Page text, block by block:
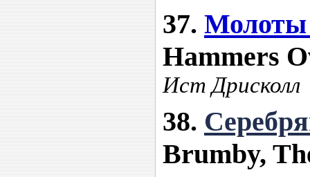
37. Молоты
Hammers
Ист Дрисколл
38.
Brumby,